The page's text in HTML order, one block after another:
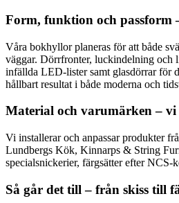
Form, funktion och passform
Våra bokhyllor planeras för att både
väggar. Dörrfronter, luckindelning och
infällda LED-lister samt glasdörrar för
hållbart resultat i både moderna och
Material och varumärken – vi
Vi installerar och anpassar produkter
Lundbergs Kök, Kinnarps & String
specialsnickerier, färgsätter efter
Så går det till – från skiss till